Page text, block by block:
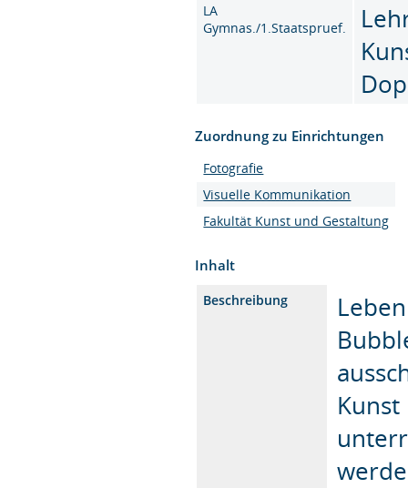
LA
Gymnas./1.Staatspruef.
Zuordnung zu Einrichtungen
Fotografie
Visuelle Kommunikation
Fakultät Kunst und Gestaltung
Inhalt
Beschreibung